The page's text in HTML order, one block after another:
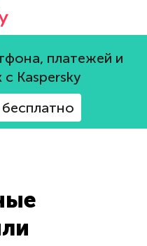
платежей и
Kaspersky